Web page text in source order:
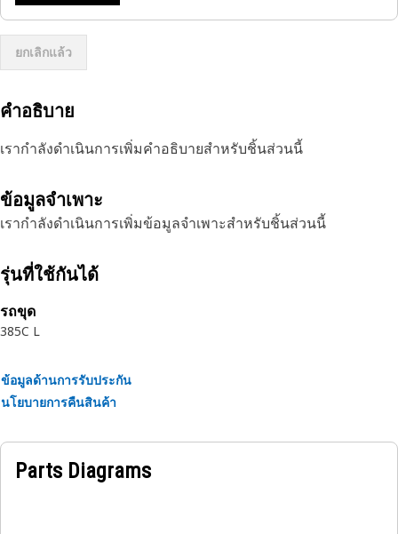
ยกเลิกแล้ว
คำอธิบาย
เรากำลังดำเนินการเพิ่มคำอธิบายสำหรับชิ้นส่วนนี้
ข้อมูลจำเพาะ
เรากำลังดำเนินการเพิ่มข้อมูลจำเพาะสำหรับชิ้นส่วนนี้
รุ่นที่ใช้กันได้
รถขุด
385C L
ข้อมูลด้านการรับประกัน
นโยบายการคืนสินค้า
Parts Diagrams